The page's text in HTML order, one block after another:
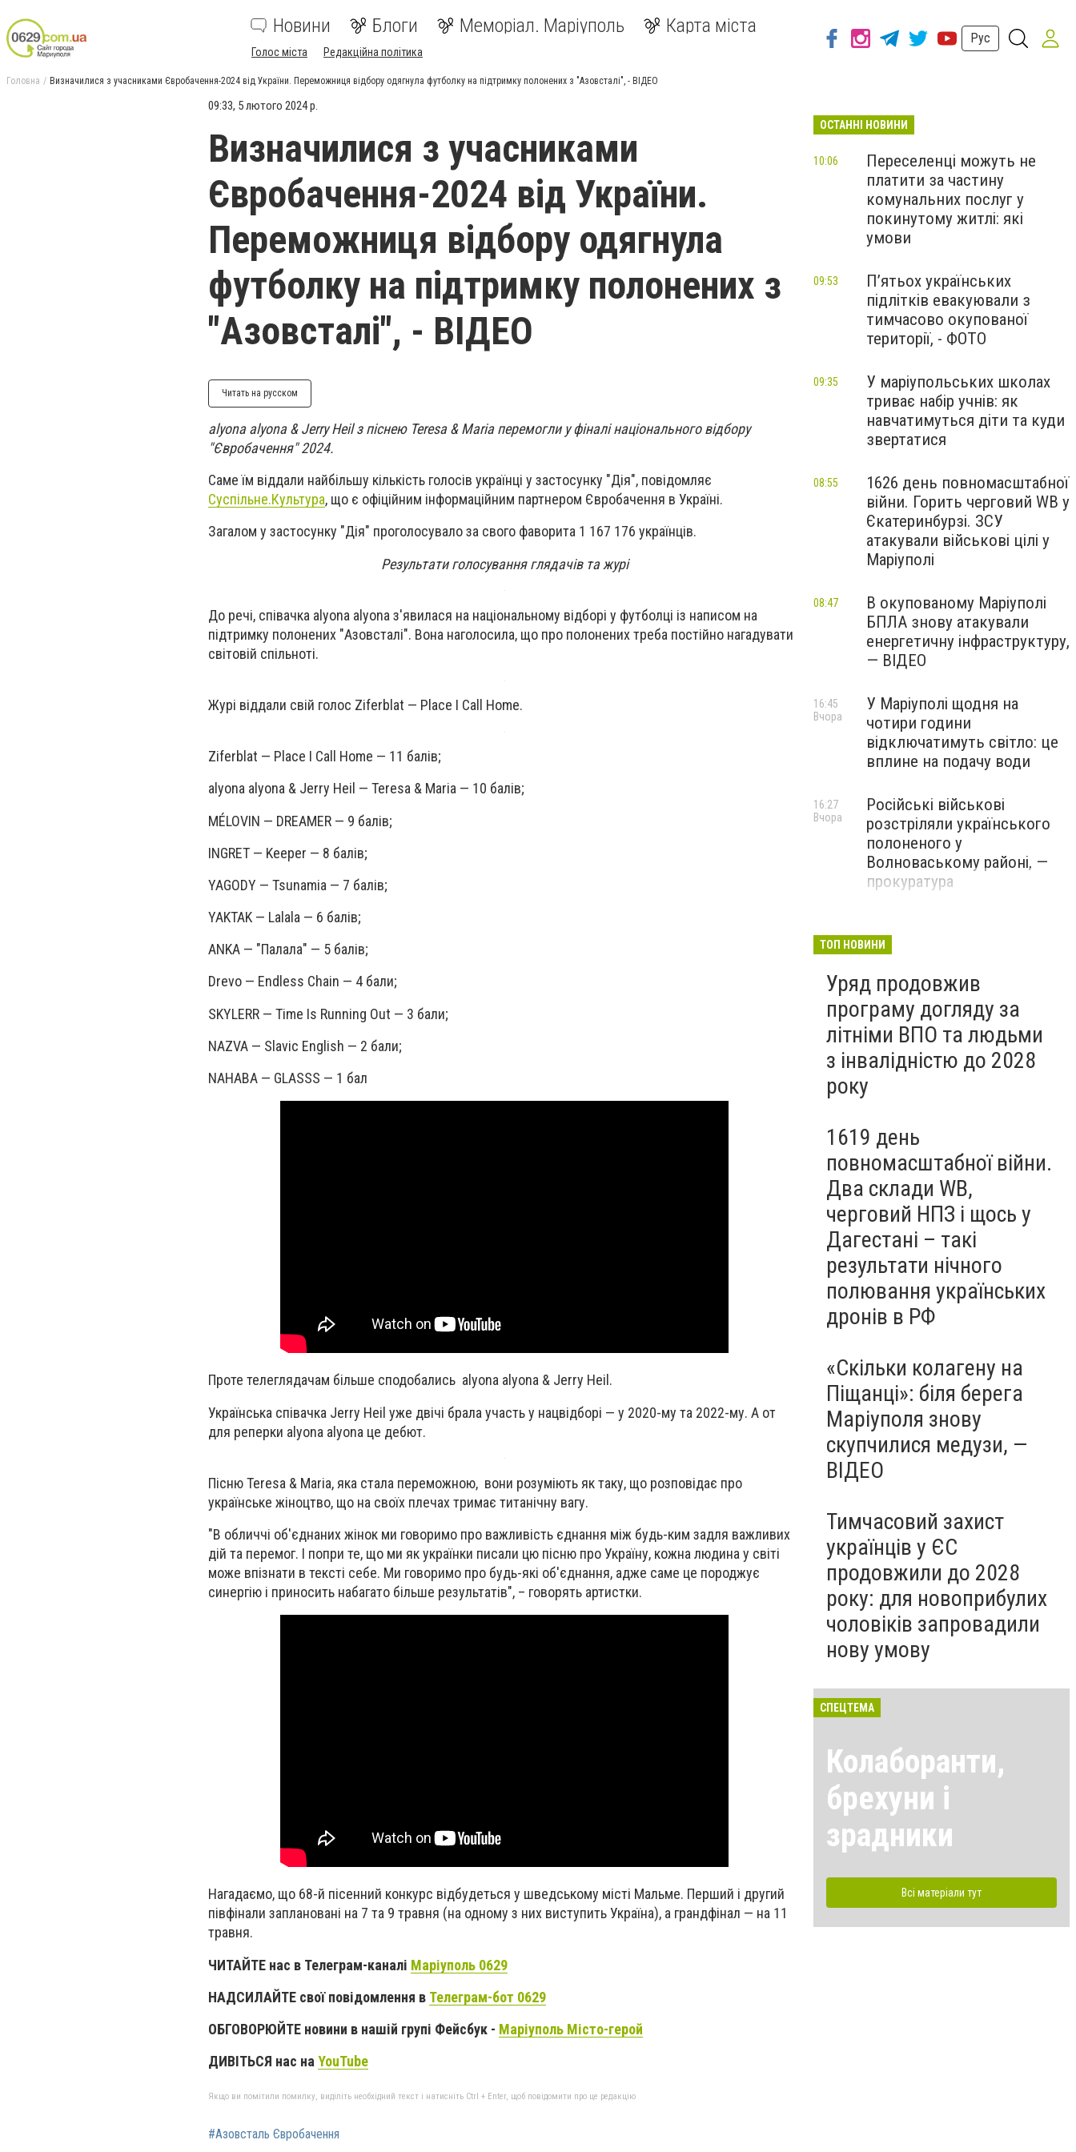
Новини Блоги Меморіал. Маріуполь Карта міста
Голос міста Редакційна політика
Рус
Головна Визначилися з учасниками Євробачення-2024 від України. Переможниця відбору одягнула футболку на підтримку полонених з "Азовсталі", - ВІДЕО
09:33, 5 лютого 2024 р.
Визначилися з учасниками
Євробачення-2024 від України.
Переможниця відбору одягнула
футболку на підтримку полонених з
"Азовсталі", - ВІДЕО
Читать на русском
alyona alyona & Jerry Heil з піснею Teresa & Maria перемогли у фіналі національного відбору
"Євробачення" 2024.
Саме їм віддали найбільшу кількість голосів українці у застосунку "Дія", повідомляє
Суспільне.Культура, що є офіційним інформаційним партнером Євробачення в Україні.
Загалом у застосунку "Дія" проголосувало за свого фаворита 1 167 176 українців.
Результати голосування глядачів та журі
До речі, співачка alyona alyona з'явилася на національному відборі у футболці із написом на
підтримку полонених "Азовсталі". Вона наголосила, що про полонених треба постійно нагадувати
світовій спільноті.
Журі віддали свій голос Ziferblat — Place I Call Home.
Ziferblat — Place I Call Home — 11 балів;
alyona alyona & Jerry Heil — Teresa & Maria — 10 балів;
MÉLOVIN — DREAMER — 9 балів;
INGRET — Keeper — 8 балів;
YAGODY — Tsunamia — 7 балів;
YAKTAK — Lalala — 6 балів;
ANKA — "Палала" — 5 балів;
Drevo — Endless Chain — 4 бали;
SKYLERR — Time Is Running Out — 3 бали;
NAZVA — Slavic English — 2 бали;
NAHABA — GLASSS — 1 бал
Проте телеглядачам більше сподобались alyona alyona & Jerry Heil.
Українська співачка Jerry Heil уже двічі брала участь у нацвідборі — у 2020-му та 2022-му. А от
для реперки alyona alyona це дебют.
Пісню Teresa & Maria, яка стала переможною, вони розуміють як таку, що розповідає про
українське жіноцтво, що на своїх плечах тримає титанічну вагу.
"В обличчі об'єднаних жінок ми говоримо про важливість єднання між будь-ким задля важливих
дій та перемог. І попри те, що ми як українки писали цю пісню про Україну, кожна людина у світі
може впізнати в тексті себе. Ми говоримо про будь-які об'єднання, адже саме це породжує
синергію і приносить набагато більше результатів", – говорять артистки.
Нагадаємо, що 68-й пісенний конкурс відбудеться у шведському місті Мальме. Перший і другий
півфінали заплановані на 7 та 9 травня (на одному з них виступить Україна), а грандфінал — на 11
травня.
ЧИТАЙТЕ нас в Телеграм-каналі Маріуполь 0629
НАДСИЛАЙТЕ свої повідомлення в Телеграм-бот 0629
ОБГОВОРЮЙТЕ новини в нашій групі Фейсбук - Маріуполь Місто-герой
ДИВІТЬСЯ нас на YouTube
Якщо ви помітили помилку, виділіть необхідний текст і натисніть Ctrl + Enter, щоб повідомити про це редакцію
#Азовсталь Євробачення
ОСТАННІ НОВИНИ
Переселенці можуть не
платити за частину
комунальних послуг у
покинутому житлі: які
умови
10:06
П’ятьох українських
підлітків евакуювали з
тимчасово окупованої
території, - ФОТО
09:53
У маріупольських школах
триває набір учнів: як
навчатимуться діти та куди
звертатися
09:35
1626 день повномасштабної
війни. Горить черговий WB у
Єкатеринбурзі. ЗСУ
атакували військові цілі у
Маріуполі
08:55
В окупованому Маріуполі
БПЛА знову атакували
енергетичну інфраструктуру,
— ВІДЕО
08:47
У Маріуполі щодня на
чотири години
відключатимуть світло: це
вплине на подачу води
16:45
Вчора
Російські військові
розстріляли українського
полоненого у
Волноваському районі, —
прокуратура
16:27
Вчора
адміністрація оскаржує
судами право власності на
житло
Вчора
ТОП НОВИНИ
Уряд продовжив
програму догляду за
літніми ВПО та людьми
з інвалідністю до 2028
року
1619 день
повномасштабної війни.
Два склади WB,
черговий НПЗ і щось у
Дагестані – такі
результати нічного
полювання українських
дронів в РФ
«Скільки колагену на
Піщанці»: біля берега
Маріуполя знову
скупчилися медузи, —
ВІДЕО
Тимчасовий захист
українців у ЄС
продовжили до 2028
року: для новоприбулих
чоловіків запровадили
нову умову
СПЕЦТЕМА
Колаборанти,
брехуни і
зрадники
Всі матеріали тут